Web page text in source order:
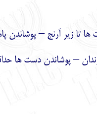
– پوشاندن پاها تا 10 سانت زير
– پوشاندن دست ها